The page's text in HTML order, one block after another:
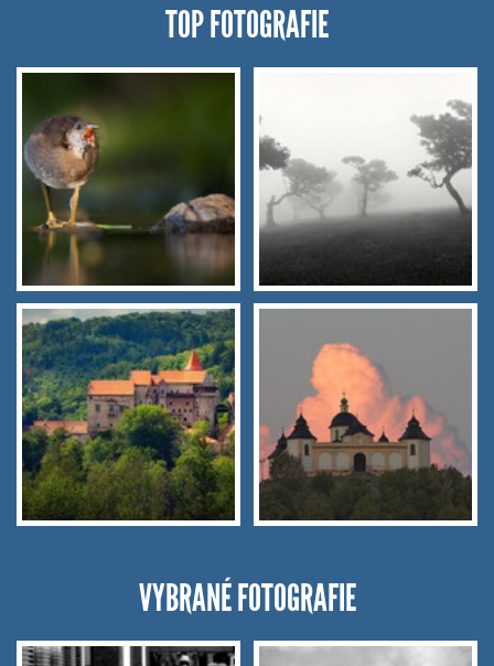
TOP FOTOGRAFIE
VYBRANÉ FOTOGRAFIE